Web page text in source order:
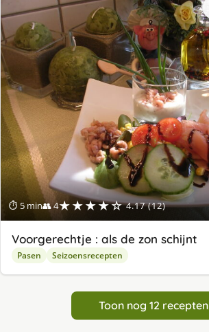
⏱ 5 min👥 4★★★★☆ 4.17 (12)
Voorgerechtje : als de zon schijnt
Pasen Seizoensrecepten
Toon nog 12 recepten